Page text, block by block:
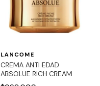
LANCOME
CREMA ANTI EDAD
ABSOLUE RICH CREAM